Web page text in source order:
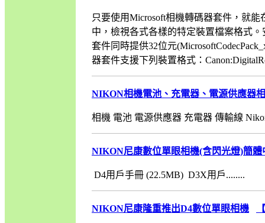
只要使用Microsoft相機轉碼器套件，就能
中，檢視各式各樣的特定裝置檔案格式
套件同時提供32位元
器套件支援下列裝置格式：
NIKON相機電池、充電器、電源供應器
相機 電池 電源供應器 充電器 傳輸線
NIKON尼康數位單眼相機(含閃光燈)簡體
D4用戶手冊 (22.5MB) D3X用戶........
NIKON尼康隆重推出D4數位單眼相機